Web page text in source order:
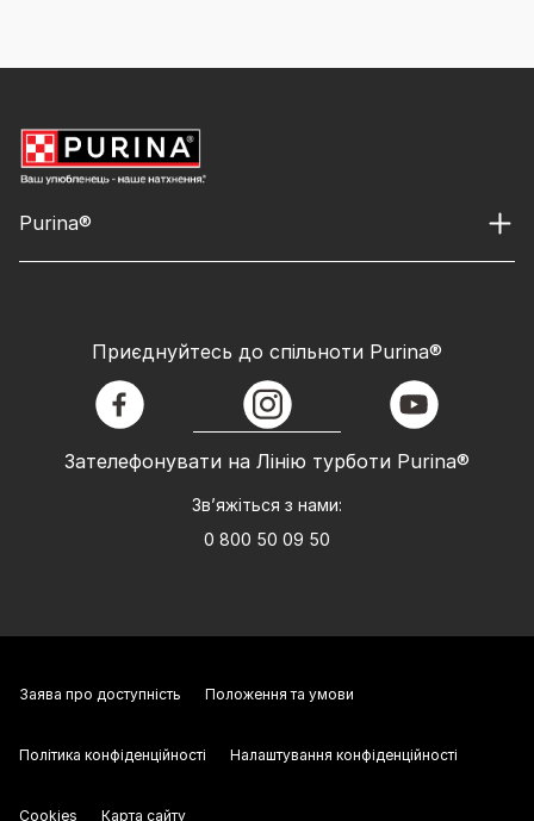
Purina®
Зателефонувати на Лінію турботи Purina®
Зв’яжіться з нами:
0 800 50 09 50
Приєднуйтесь до спільноти Purina®
facebook instagram youtube
Заява про доступність Положення та умови
Політика конфіденційності Налаштування конфіденційності
Cookies Карта сайту